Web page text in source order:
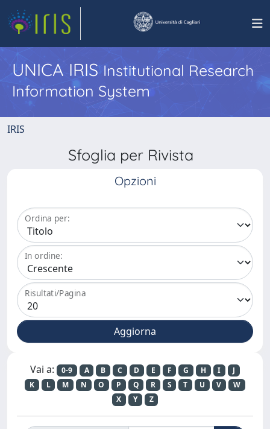
UNICA IRISInstitutional Research
Information System
IRIS
Sfoglia per Rivista
Opzioni
Ordina per:
In ordine:
Risultati/Pagina
Vai a: 0-9 A B C D E F G H I
J
K
L M N O P Q R S T U V
W
X
Y Z